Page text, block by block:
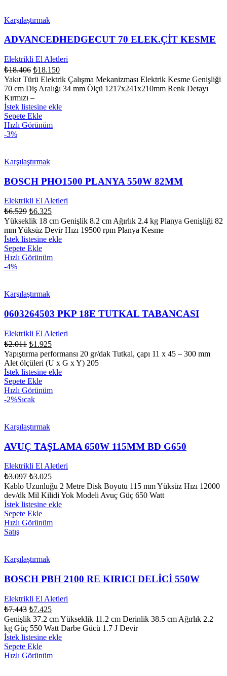
Karşılaştırmak
ADVANCEDHEDGECUT 70 ELEK.ÇİT KESME
Elektrikli El Aletleri
₺18.406 ₺18.150
Yakıt Türü Elektrik Çalışma Mekanizması Elektrik Kesme Genişliği
70 cm Diş Aralığı 34 mm Ölçü 1217x241x210mm Renk Detayı
Kırmızı –
İstek listesine ekle
Sepete Ekle
Hızlı Görünüm
-3%
Karşılaştırmak
BOSCH PHO1500 PLANYA 550W 82MM
Elektrikli El Aletleri
₺6.529 ₺6.325
Yükseklik 18 cm Genişlik 8.2 cm Ağırlık 2.4 kg Planya Genişliği 82
mm Yüksüz Devir Hızı 19500 rpm Planya Kesme
İstek listesine ekle
Sepete Ekle
Hızlı Görünüm
-4%
Karşılaştırmak
0603264503 PKP 18E TUTKAL TABANCASI
Elektrikli El Aletleri
₺2.011 ₺1.925
Yapıştırma performansı 20 gr/dak Tutkal, çapı 11 x 45 – 300 mm
Alet ölçüleri (U x G x Y) 205
İstek listesine ekle
Sepete Ekle
Hızlı Görünüm
-2%Sıcak
Karşılaştırmak
AVUÇ TAŞLAMA 650W 115MM BD G650
Elektrikli El Aletleri
₺3.097 ₺3.025
Kablo Uzunluğu 2 Metre Disk Boyutu 115 mm Yüksüz Hızı 12000
dev/dk Mil Kilidi Yok Modeli Avuç Güç 650 Watt
İstek listesine ekle
Sepete Ekle
Hızlı Görünüm
Satış
Karşılaştırmak
BOSCH PBH 2100 RE KIRICI DELİCİ 550W
Elektrikli El Aletleri
₺7.443 ₺7.425
Genişlik 37.2 cm Yükseklik 11.2 cm Derinlik 38.5 cm Ağırlık 2.2
kg Güç 550 Watt Darbe Gücü 1.7 J Devir
İstek listesine ekle
Sepete Ekle
Hızlı Görünüm